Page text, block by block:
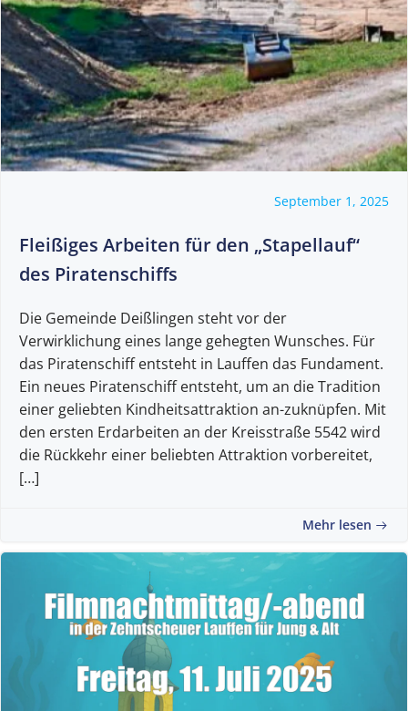
September 1, 2025
Fleißiges Arbeiten für den „Stapellauf“
des Piratenschiffs
Die Gemeinde Deißlingen steht vor der
Verwirklichung eines lange gehegten Wunsches. Für
das Piratenschiff entsteht in Lauffen das Fundament.
Ein neues Piratenschiff entsteht, um an die Tradition
einer geliebten Kindheitsattraktion an-zuknüpfen. Mit
den ersten Erdarbeiten an der Kreisstraße 5542 wird
die Rückkehr einer beliebten Attraktion vorbereitet,
[…]
Mehr lesen